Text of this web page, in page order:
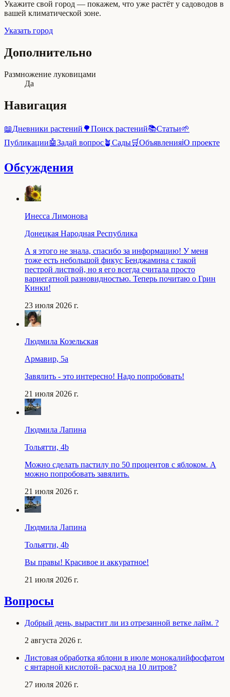
Укажите свой город — покажем, что уже растёт у садоводов в
вашей климатической зоне.
Указать город
Дополнительно
Размножение луковицами
Да
Навигация
📖Дневники растений 🌳Поиск растений📚Статьи🌱
Публикации🤖Задай вопрос🪴Сады🛒Объявленияℹ️О проекте
Обсуждения
Инесса Лимонова
Донецкая Народная Республика
А я этого не знала, спасибо за информацию! У меня
тоже есть небольшой фикус Бенджамина с такой
пестрой листвой, но я его всегда считала просто
вариегатной разновидностью. Теперь почитаю о Грин
Кинки!
23 июля 2026 г.
Людмила Козельская
Армавир, 5a
Завялить - это интересно! Надо попробовать!
21 июля 2026 г.
Людмила Лапина
Тольятти, 4b
Можно сделать пастилу по 50 процентов с яблоком. А
можно попробовать завялить.
21 июля 2026 г.
Людмила Лапина
Тольятти, 4b
Вы правы! Красивое и аккуратное!
21 июля 2026 г.
Вопросы
Добрый день, вырастит ли из отрезанной ветке лайм. ?
2 августа 2026 г.
Листовая обработка яблони в июле монокалийфосфатом
с янтарной кислотой- расход на 10 литров?
27 июля 2026 г.